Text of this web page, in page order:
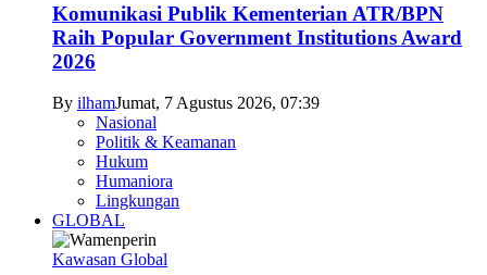
Komunikasi Publik Kementerian ATR/BPN
Raih Popular Government Institutions Award
2026
By ilhamJumat, 7 Agustus 2026, 07:39
Nasional
Politik & Keamanan
Hukum
Humaniora
Lingkungan
GLOBAL
Kawasan Global